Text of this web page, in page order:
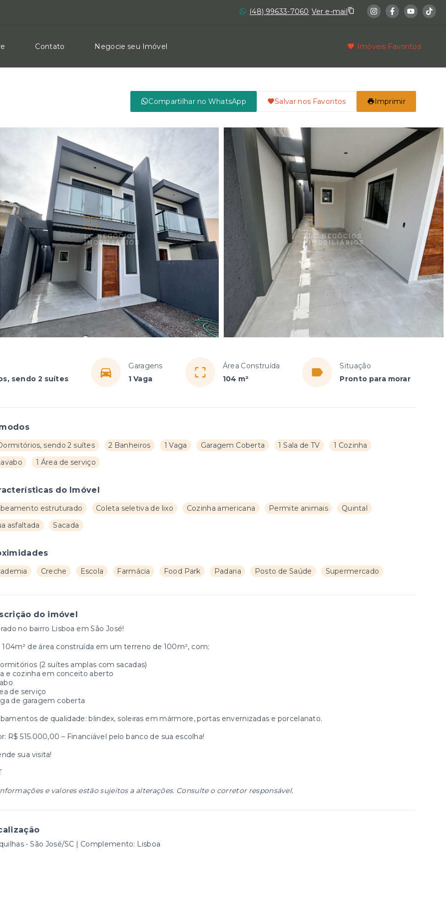
(48) 99633-7060 Ver e-mail
Contato Negocie seu Imóvel Imóveis Favoritos
Compartilhar no WhatsApp Salvar nos Favoritos Imprimir
sendo 2 suítes
Garagens
1 Vaga
Área Construída
104 m²
Situação
Pronto para morar
sendo 2 suítes 2 Banheiros 1 Vaga Garagem Coberta 1 Sala de TV
1 Cozinha
1 Área de serviço
do Imóvel
estruturado Coleta seletiva de lixo Cozinha americana Permite animais
Quintal
asfaltada
Sacada
Creche Escola Farmácia Food Park Padaria Posto de Saúde Supermercado
do imóvel
no bairro Lisboa em São José!
104m² de área construída em um terreno de 100m², com:
(2 suítes amplas com sacadas)
e cozinha em conceito aberto
de serviço
de garagem coberta
de qualidade: blindex, soleiras em mármore, portas envernizadas e porcelanato.
R$ 515.000,00 – Financiável pelo banco de sua escolha!
sua visita!
e valores estão sujeitos a alterações. Consulte o corretor responsável.
- São José/SC | Complemento: Lisboa